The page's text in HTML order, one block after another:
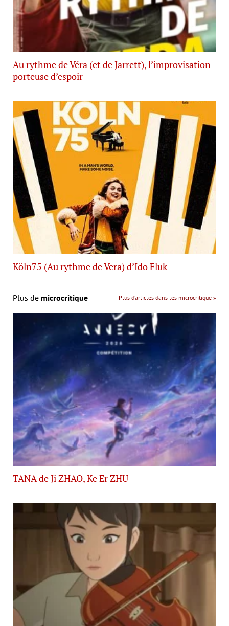
Au rythme de Véra (et de Jarrett), l’improvisation
porteuse d’espoir
Köln75 (Au rythme de Vera) d’Ido Fluk
Plus de microcritique Plus d’articles dans les microcritique »
TANA de Ji ZHAO, Ke Er ZHU